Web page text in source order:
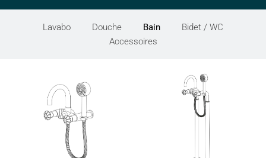
Lavabo Douche Bain
Bidet / WC
Accessoires